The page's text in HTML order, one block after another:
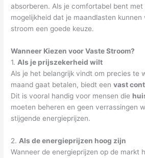
absorberen. Als je comfortabel bent met
mogelijkheid dat je maandlasten
stroom een goede keuze.
Wanneer Kiezen voor Vaste Stroom?
1. Als je prijszekerheid wilt
Als je het belangrijk vindt om precies te
maand gaat betalen, biedt eenvast
Dit is vooral handig voor mensen die
moeten beheren en geen verrassingen
stijgende energieprijzen.
2. Als de energieprijzen hoog zijn
Wanneer de energieprijzen op de markt